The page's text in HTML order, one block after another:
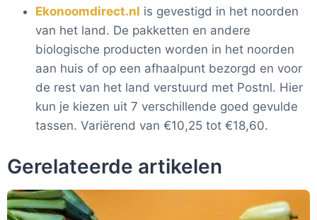
Ekonoomdirect.nl is gevestigd in het noorden
van het land. De pakketten en andere
biologische producten worden in het noorden
aan huis of op een afhaalpunt bezorgd en voor
de rest van het land verstuurd met Postnl. Hier
kun je kiezen uit 7 verschillende goed gevulde
tassen. Variërend van €10,25 tot €18,60.
Gerelateerde artikelen